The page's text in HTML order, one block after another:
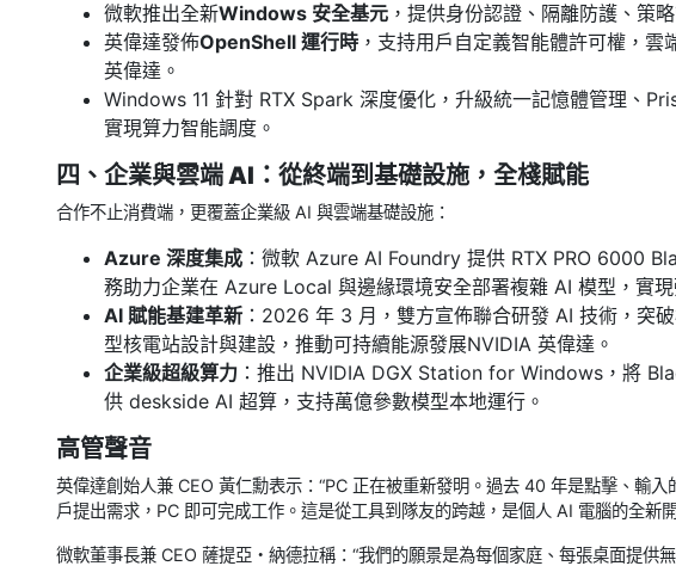
微軟推出全新Windows 安全基元 ，提供身份認證、隔離防護、策
英偉達發佈OpenShell 運行時 ，支持用戶自定義智能體許可權，
英偉達。
Windows 11 針對 RTX Spark 深度優化，升級統一記憶體管理、
實現算力智能調度。
四、企業與雲端 AI：從終端到基礎設施，全棧賦能
合作不止消費端，更覆蓋企業級 AI 與雲端基礎設施：
Azure 深度集成 ：微軟 Azure AI Foundry 提供 RTX PRO 6000
務助力企業在 Azure Local 與邊緣環境安全部署複雜 AI 模型，實
AI 賦能基建革新 ：2026 年 3 月，雙方宣佈聯合研發 AI 技術，突
型核電站設計與建設，推動可持續能源發展NVIDIA 英偉達。
企業級超級算力 ：推出 NVIDIA DGX Station for Windows，將
供 deskside AI 超算，支持萬億參數模型本地運行。
高管聲音
英偉達創始人兼 CEO 黃仁勳表示：“PC 正在被重新發明。過去 40 年是點擊、輸
戶提出需求，PC 即可完成工作。這是從工具到隊友的跨越，是個人 AI 電腦的全新
微軟董事長兼 CEO 薩提亞・納德拉稱：“我們的願景是為每個家庭、每張桌面提供